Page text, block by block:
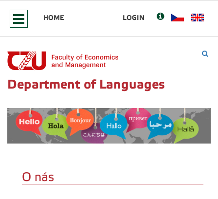
HOME LOGIN
Department of Languages
O nás